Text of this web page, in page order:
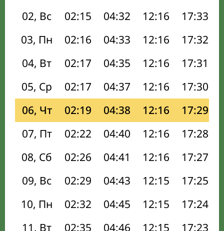
02, Вс
02:15 04:32 12:16 17:33
03, Пн
02:16 04:33 12:16 17:32
04, Вт
02:17 04:35 12:16 17:31
05, Ср
02:17 04:37 12:16 17:30
06, Чт
02:19 04:38 12:16 17:29
07, Пт
02:22 04:40 12:16 17:28
08, Сб
02:26 04:41 12:16 17:27
09, Вс
02:29 04:43 12:15 17:25
10, Пн
02:32 04:45 12:15 17:24
11, Вт
02:35 04:46 12:15 17:23